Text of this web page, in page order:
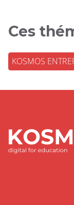
Ces
KOSMOS